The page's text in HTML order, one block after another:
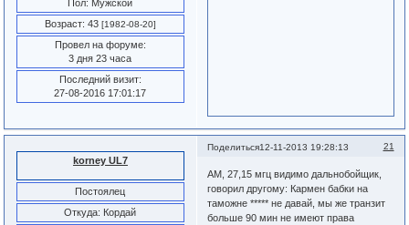
Пол: Мужской
Возраст: 43 [1982-08-20]
Провел на форуме:
3 дня 23 часа
Последний визит:
27-08-2016 17:01:17
Поделиться 21
12-11-2013 19:28:13
korney UL7
Постоялец
Откуда: Кордай
АМ, 27,15 мгц видимо дальнобойщик,
говорил другому: Кармен бабки на
таможне ***** не давай, мы же транзит
больше 90 мин не имеют права